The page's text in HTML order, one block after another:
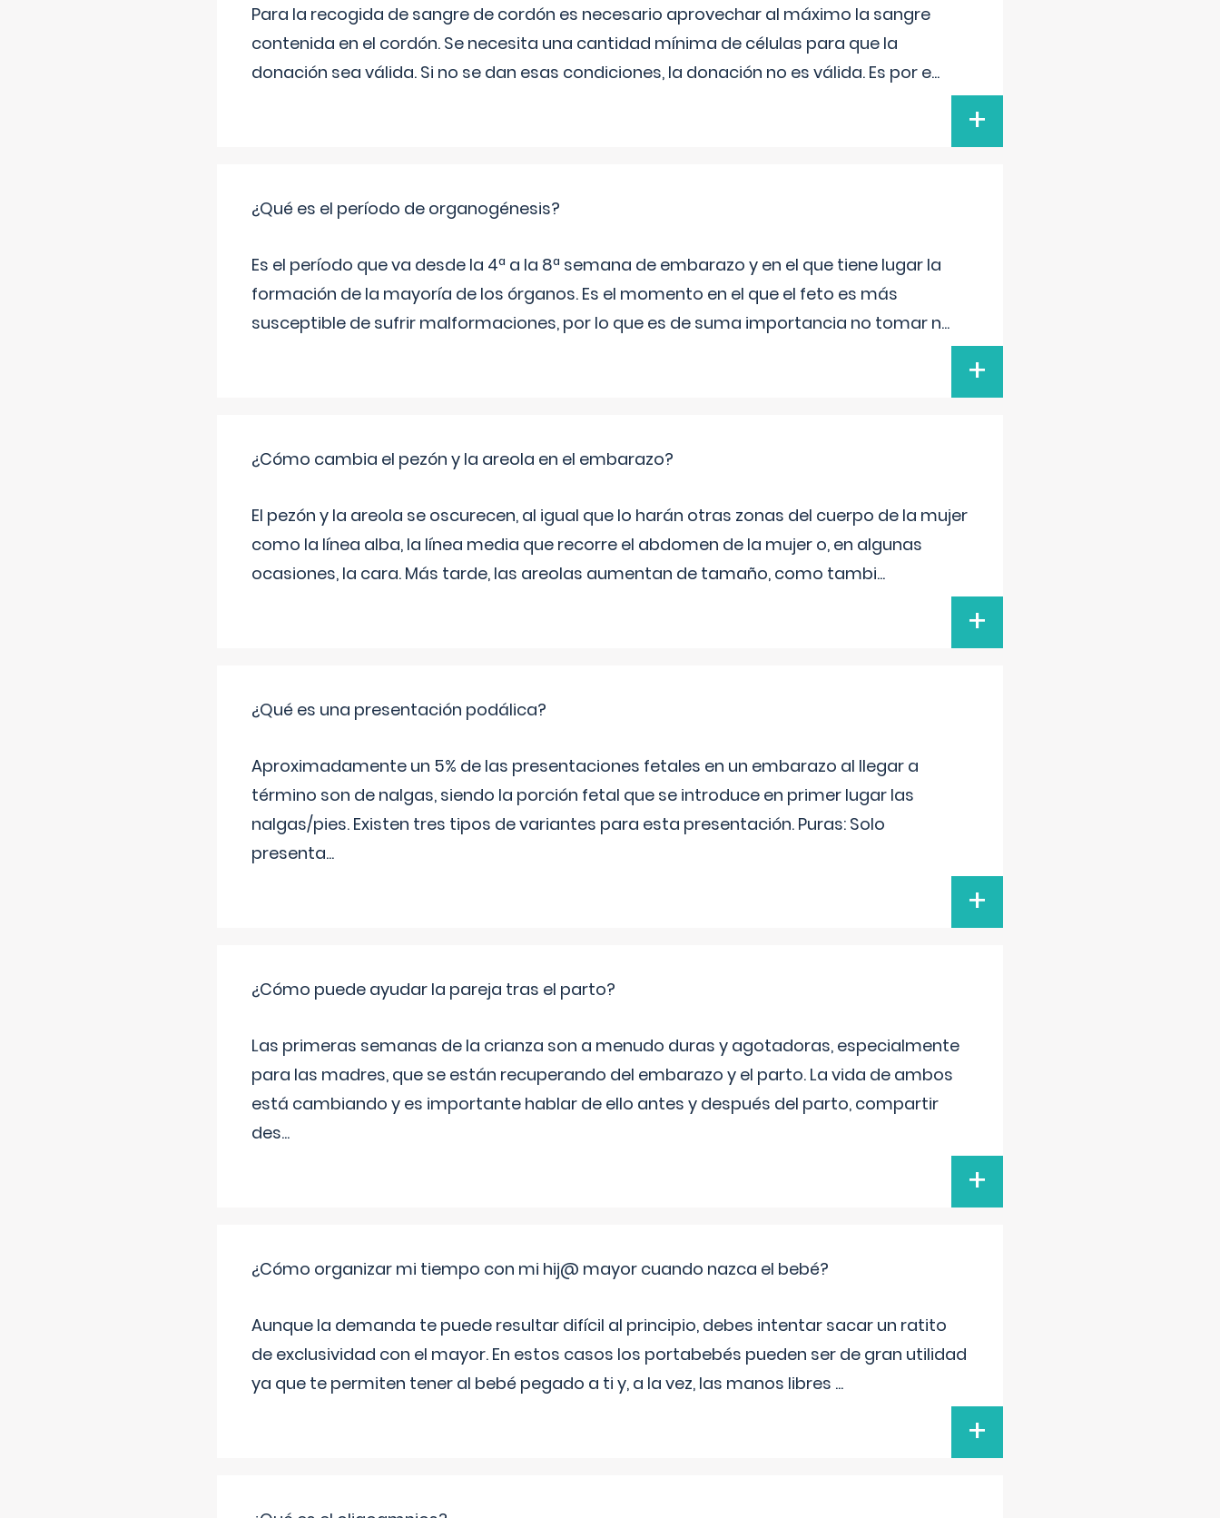
Para la recogida de sangre de cordón es necesario aprovechar al máximo la sangre
contenida en el cordón. Se necesita una cantidad mínima de células para que la
donación sea válida. Si no se dan esas condiciones, la donación no es válida. Es por e...
+
¿Qué es el período de organogénesis?
Es el período que va desde la 4ª a la 8ª semana de embarazo y en el que tiene lugar la
formación de la mayoría de los órganos. Es el momento en el que el feto es más
susceptible de sufrir malformaciones, por lo que es de suma importancia no tomar n...
+
¿Cómo cambia el pezón y la areola en el embarazo?
El pezón y la areola se oscurecen, al igual que lo harán otras zonas del cuerpo de la mujer
como la línea alba, la línea media que recorre el abdomen de la mujer o, en algunas
ocasiones, la cara. Más tarde, las areolas aumentan de tamaño, como tambi...
+
¿Qué es una presentación podálica?
Aproximadamente un 5% de las presentaciones fetales en un embarazo al llegar a
término son de nalgas, siendo la porción fetal que se introduce en primer lugar las
nalgas/pies. Existen tres tipos de variantes para esta presentación. Puras: Solo
presenta...
+
¿Cómo puede ayudar la pareja tras el parto?
Las primeras semanas de la crianza son a menudo duras y agotadoras, especialmente
para las madres, que se están recuperando del embarazo y el parto. La vida de ambos
está cambiando y es importante hablar de ello antes y después del parto, compartir
des...
+
¿Cómo organizar mi tiempo con mi hij@ mayor cuando nazca el bebé?
Aunque la demanda te puede resultar difícil al principio, debes intentar sacar un ratito
de exclusividad con el mayor. En estos casos los portabebés pueden ser de gran utilidad
ya que te permiten tener al bebé pegado a ti y, a la vez, las manos libres ...
+